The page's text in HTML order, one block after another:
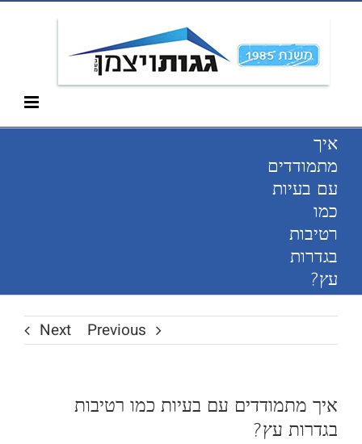
Skip
content
איך
מתמודדים
עם בעיות
כמו
רטיבות
בגדרות
עץ?
Previous
Next
איך מתמודדים עם בעיות כמו רטיבות
בגדרות עץ?